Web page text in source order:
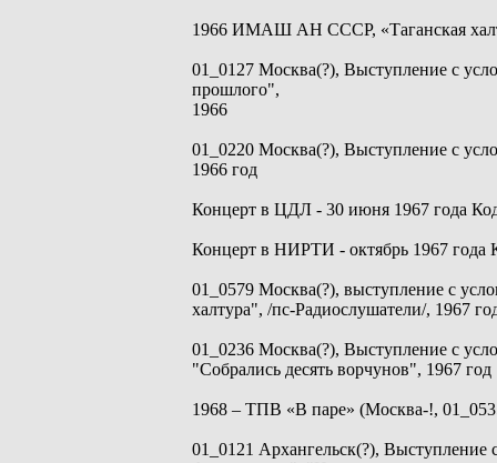
1966 ИМАШ АН СССР, «Таганская
01_0127 Москва(?), Выступление с
прошлого",
1966
01_0220 Москва(?), Выступление с
1966 год
Концерт в ЦДЛ - 30 июня 1967 года
Концерт в НИРТИ - октябрь 1967 года
01_0579 Москва(?), выступление с
халтура", /пс-Радиослушатели/, 1967
01_0236 Москва(?), Выступление с
"Собрались десять ворчунов", 1967 год
1968 – ТПВ «В паре» (Москва-!,
01_0121 Архангельск(?),